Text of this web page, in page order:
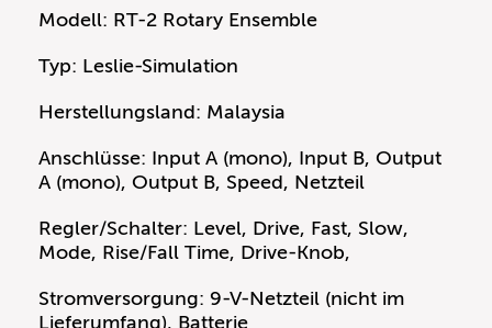
Modell: RT-2 Rotary Ensemble
Typ: Leslie-Simulation
Herstellungsland: Malaysia
Anschlüsse: Input A (mono), Input B, Output
A (mono), Output B, Speed, Netzteil
Regler/Schalter: Level, Drive, Fast, Slow,
Mode, Rise/Fall Time, Drive-Knob,
Stromversorgung: 9-V-Netzteil (nicht im
Lieferumfang), Batterie